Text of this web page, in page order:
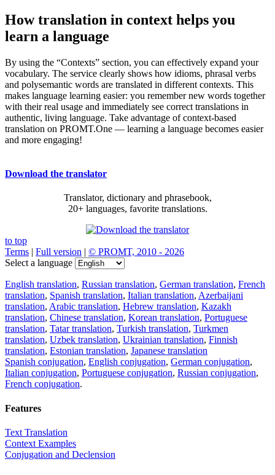
How translation in context helps you
learn a language
By using the “Contexts” section, you can effectively expand your
vocabulary. The service clearly shows how idioms, phrasal verbs
and polysemantic words are translated in different contexts. This
makes language learning easier: you remember new words together
with their real usage and immediately see correct translations in
authentic, living language. Take advantage of context-based
translation on PROMT.One — learning a language becomes easier
and more engaging!
Download the translator
Translator, dictionary and phrasebook,
20+ languages, favorite translations.
to top
Terms | Full version | © PROMT, 2010 - 2026
Select a language
English translation, Russian translation, German translation, French
translation, Spanish translation, Italian translation, Azerbaijani
translation, Arabic translation, Hebrew translation, Kazakh
translation, Chinese translation, Korean translation, Portuguese
translation, Tatar translation, Turkish translation, Turkmen
translation, Uzbek translation, Ukrainian translation, Finnish
translation, Estonian translation, Japanese translation
Spanish conjugation, English conjugation, German conjugation,
Italian conjugation, Portuguese conjugation, Russian conjugation,
French conjugation.
Features
Text Translation
Context Examples
Conjugation and Declension